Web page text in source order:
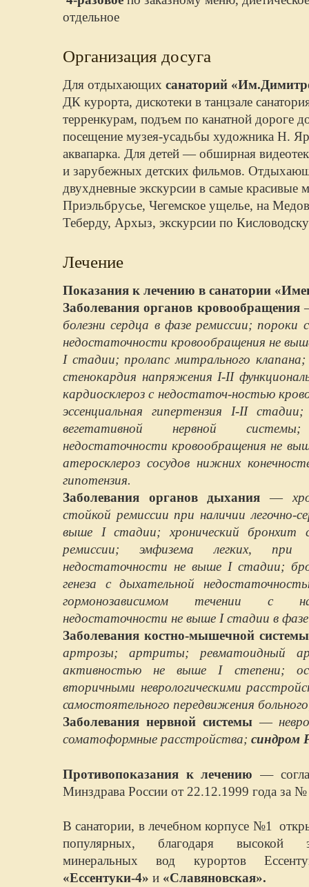
отдельное
Организация досуга
Для отдыхающих санаторий
ДК курорта, дискотеки в танцзале
терренкурам, подъем по канатной дороге
посещение музея-усадьбы художника Н.
аквапарка. Для детей — обширная
и зарубежных детских фильмов.
двухдневные экскурсии в самые красивые
Приэльбрусье, Чегемское ущелье, на
Теберду, Архыз, экскурсии по
Лечение
Показания к лечению в санатории
Заболевания органов кровообращения
болезни сердца в фазе ремиссии; пороки
недостаточности кровообращения не
I стадии; пролапс митрального клапана;
стенокардия напряжения I-II
кардиосклероз с недостаточ-ностью
эссенциальная гипертензия I-II
вегетативной нервной
недостаточности кровообращения не
атеросклероз сосудов нижних
гипотензия.
Заболевания органов дыхания —
стойкой ремиссии при наличии легочно-
выше I стадии; хронический бронхит
ремиссии; эмфизема легких, при
недостаточности не выше I стадии;
генеза с дыхательной
гормонозависимом течении с
недостаточности не выше I стадии в
Заболевания костно-мышечной
артрозы; артриты; ревматоидный
активностью не выше I степени;
вторичными неврологическими
самостоятельного передвижения
Заболевания нервной системы—
соматоформные расстройства; синдром
Противопоказания к лечению —
Минздрава России от 22.12.1999 года за
В санатории, в лечебном корпусе №1
популярных, благодаря высокой
минеральных вод курортов
«Ессентуки-4» и «Славяновская».